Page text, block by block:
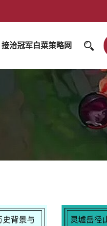
接洽冠军白菜策略网